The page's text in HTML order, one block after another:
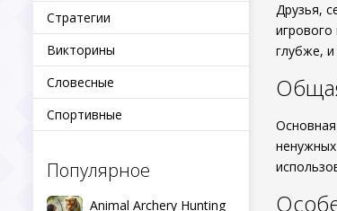
Стратегии
Викторины
Словесные
Спортивные
Популярное
Animal Archery Hunting
Друзья,
глубже,